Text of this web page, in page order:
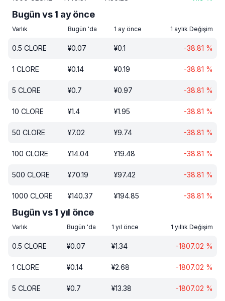
Bugün vs 1 ay önce
Varlık Bugün 'da 1 ay önce 1 aylık Değişim
0.5 CLORE ¥0.07 ¥0.1 -38.81 %
1 CLORE ¥0.14 ¥0.19 -38.81 %
5 CLORE ¥0.7 ¥0.97 -38.81 %
10 CLORE ¥1.4 ¥1.95 -38.81 %
50 CLORE ¥7.02 ¥9.74 -38.81 %
100 CLORE ¥14.04 ¥19.48 -38.81 %
500 CLORE ¥70.19 ¥97.42 -38.81 %
1000 CLORE ¥140.37 ¥194.85 -38.81 %
Bugün vs 1 yıl önce
Varlık Bugün 'da 1 yıl önce 1 yıllık Değişim
0.5 CLORE ¥0.07 ¥1.34 -1807.02 %
1 CLORE ¥0.14 ¥2.68 -1807.02 %
5 CLORE ¥0.7 ¥13.38 -1807.02 %